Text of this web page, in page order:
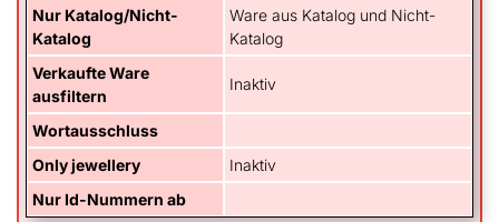
Nur Katalog/Nicht-
Katalog
Ware aus Katalog und Nicht-
Katalog
Verkaufte Ware
ausfiltern
Inaktiv
Wortausschluss
Only jewellery
Inaktiv
Nur Id-Nummern ab